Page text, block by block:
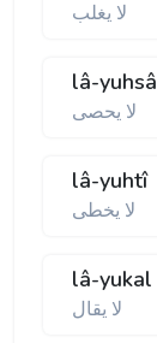
لا يغلب
lâ-yuhsâ
لا يحصی
lâ-yuhtî
لا يخطی
lâ-yukal
لا يقال